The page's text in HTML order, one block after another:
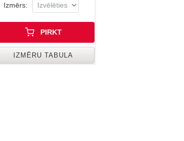
Izmērs:
PIRKT
IZMĒRU TABULA